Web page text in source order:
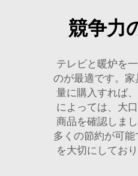
競争力
テレビと暖炉を
のが最適です。
量に購入すれば
によっては、大
商品を確認しま
多くの節約が可
を大切にしてお